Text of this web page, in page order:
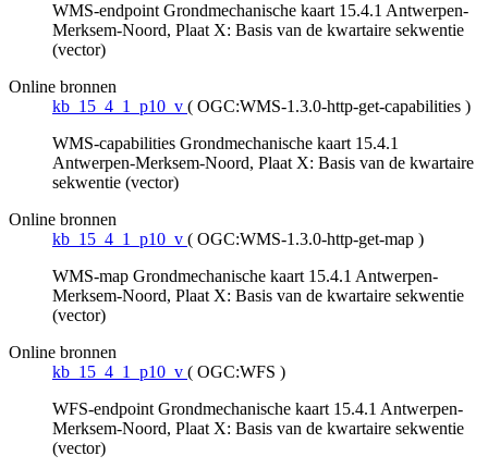
WMS-endpoint Grondmechanische kaart 15.4.1 Antwerpen-
Merksem-Noord, Plaat X: Basis van de kwartaire sekwentie
(vector)
Online bronnen
kb_15_4_1_p10_v ( OGC:WMS-1.3.0-http-get-capabilities )
WMS-capabilities Grondmechanische kaart 15.4.1
Antwerpen-Merksem-Noord, Plaat X: Basis van de kwartaire
sekwentie (vector)
Online bronnen
kb_15_4_1_p10_v ( OGC:WMS-1.3.0-http-get-map )
WMS-map Grondmechanische kaart 15.4.1 Antwerpen-
Merksem-Noord, Plaat X: Basis van de kwartaire sekwentie
(vector)
Online bronnen
kb_15_4_1_p10_v ( OGC:WFS )
WFS-endpoint Grondmechanische kaart 15.4.1 Antwerpen-
Merksem-Noord, Plaat X: Basis van de kwartaire sekwentie
(vector)